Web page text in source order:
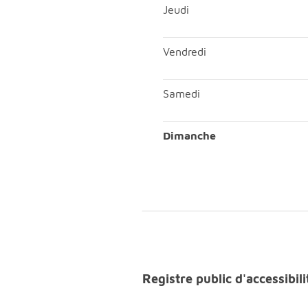
Jeudi
Jeudi; Matin, ouvert de
Vendredi
Samedi
Dimanche
Registre public